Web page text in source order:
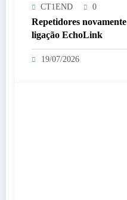
CT1END 0
Repetidores
ligação EchoLink
19/07/2026